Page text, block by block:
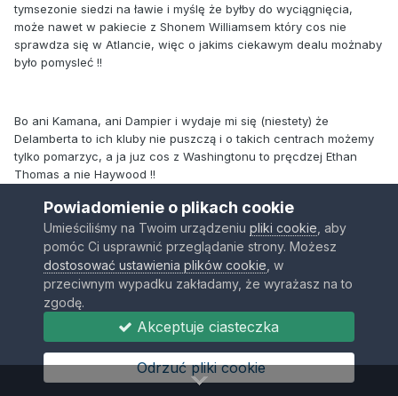
tymsezonie siedzi na ławie i myślę że byłby do wyciągnięcia,
może nawet w pakiecie z Shonem Williamsem który cos nie
sprawdza się w Atlancie, więc o jakims ciekawym dealu możnaby
było pomysleć !!
Bo ani Kamana, ani Dampier i wydaje mi się (niestety) że
Delamberta to ich kluby nie puszczą i o takich centrach możemy
tylko pomarzyc, a ja juz cos z Washingtonu to pręcdzej Ethan
Thomas a nie Haywood !!
elwariato
Opublikowano12 Grudnia 2007
wziazc takiego splitera to by był na pewno dobry ruch tylko ze z
tym angarzem gosci z europy jest problem bo kluby nba maja
tylko mozliwość wykupu kontraktu za max 500 tys $ dlatego te
przenosiny tych typów trwaja zazwyczaj tak długo. a co do
sloana zamordysty no to pewnie troche prawda( troche mowie
Powiadomienie o plikach cookie
Umieściliśmy na Twoim urządzeniu pliki cookie , aby
pomóc Ci usprawnić przeglądanie strony. Możesz
dostosować ustawienia plików cookie , w
przeciwnym wypadku zakładamy, że wyrażasz na to
zgodę.
Akceptuje ciasteczka
Odrzuć pliki cookie